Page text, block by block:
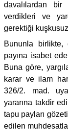
davalılardan bir
verdikleri ve
gerektiği
Bununla birlikte,
payına isabet
Buna göre,
karar ve ilam
326/2. mad.
yararına takdir
tapu payları
edilen